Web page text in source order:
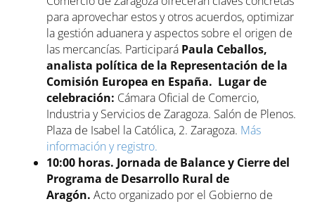
para aprovechar estos y otros acuerdos, optimizar
la gestión aduanera y aspectos sobre el origen de
las mercancías. Participará Paula Ceballos,
analista política de la Representación de la
Comisión Europea en España. Lugar de
celebración: Cámara Oficial de Comercio,
Industria y Servicios de Zaragoza. Salón de Plenos.
Plaza de Isabel la Católica, 2. Zaragoza. Más
información y registro.
10:00 horas. Jornada de Balance y Cierre del
Programa de Desarrollo Rural de
Aragón.Acto organizado por el Gobierno de